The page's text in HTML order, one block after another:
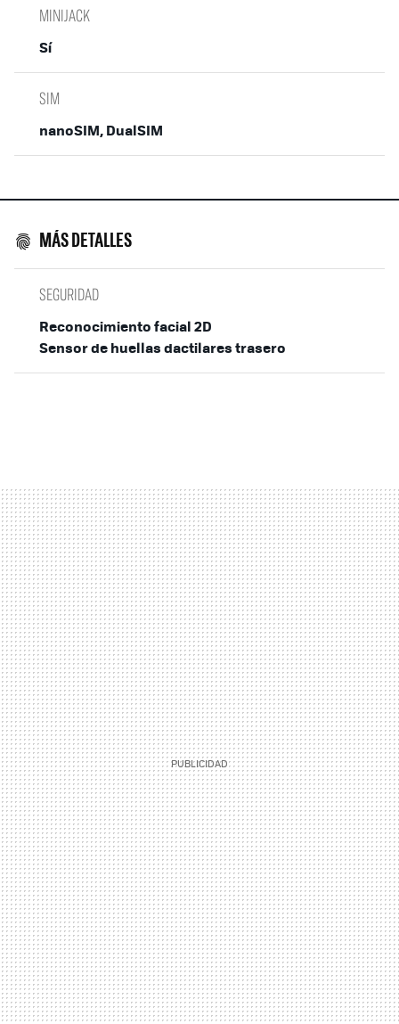
MINIJACK
Sí
SIM
nanoSIM, DualSIM
MÁS DETALLES
SEGURIDAD
Reconocimiento facial 2D
Sensor de huellas dactilares trasero